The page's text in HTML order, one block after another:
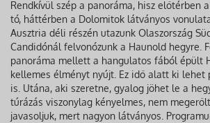
Rendkívül szép a panoráma, hisz előtérben
tó, háttérben a Dolomitok látványos
Ausztria déli részén utazunk Olaszország
Candidónál felvonózunk a Haunold hegyre.
panoráma mellett a hangulatos fából épült
kellemes élményt nyújt. Ez idő alatt ki lehet
is. Utána, aki szeretne, gyalog jöhet le a
túrázás viszonylag kényelmes, nem
javasoljuk, mert nagyon látványos.